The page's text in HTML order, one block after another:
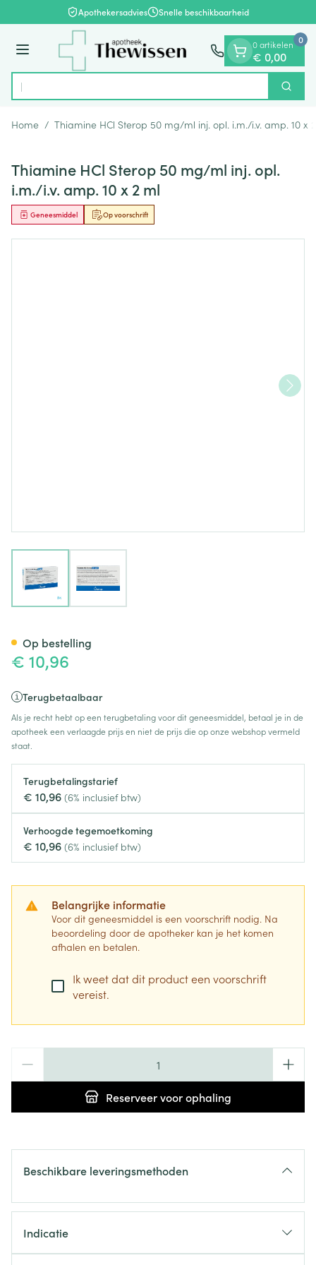
Ga naar de inhoudApothekersadvies Snelle beschikbaarheid
Menu
Product, merk, categorie...
O Zoek
0 artikelen
€ 0,00
0
Home / Thiamine HCl Sterop 50 mg/ml inj. opl. i.m./i.v. amp. 10 x
Thiamine HCl Sterop 50 mg/ml inj. opl.
i.m./i.v. amp. 10 x 2 ml
Op voorschrift
Geneesmiddel
€ 10,96
Terugbetaalbaar
Als je recht hebt op een terugbetaling voor dit geneesmiddel, betaal je in de
apotheek een verlaagde prijs en niet de prijs die op onze webshop vermeld
staat.
Terugbetalingstarief
€ 10,96 (6% inclusief btw)
Verhoogde tegemoetkoming
€ 10,96 (6% inclusief btw)
Belangrijke informatie
Voor dit geneesmiddel is een voorschrift nodig. Na
beoordeling door de apotheker kan je het komen
afhalen en betalen.
Ik weet dat dit product een voorschrift
vereist.
Reserveervoor ophaling
Op bestelling
Beschikbare leveringsmethoden
Indicatie